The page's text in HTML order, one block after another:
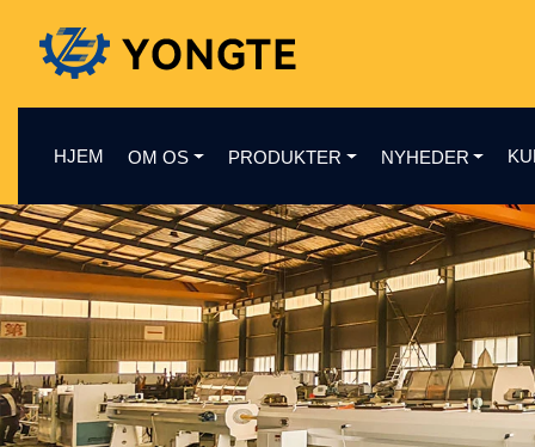
HJEM OM OS PRODUKTER NYHEDER